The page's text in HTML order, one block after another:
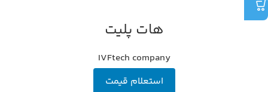
هات پلیت
IVFtech company
استعلام قیمت